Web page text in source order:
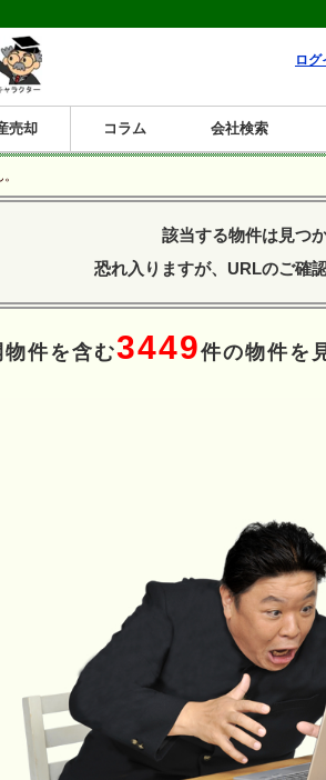
ログ
投資マンション
一棟売りアパート
一棟売りマンション
一棟売りビル
店舗・事務所
賃貸併用住宅
戸建賃貸
土地
新築住宅
工場・倉庫
ホテルペンション
売却 コラム 会社検索
該当する物件は見つ
恐れ入りますが、URLのご確
件を含む3449件の物件を